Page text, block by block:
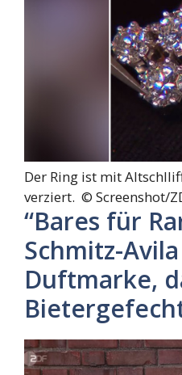
Der Ring ist mit
verziert. © Screenshot/
“Bares für
Schmitz-
Duftmarke,